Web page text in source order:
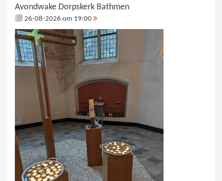
Avondwake Dorpskerk Bathmen
26-08-2026 om 19:00